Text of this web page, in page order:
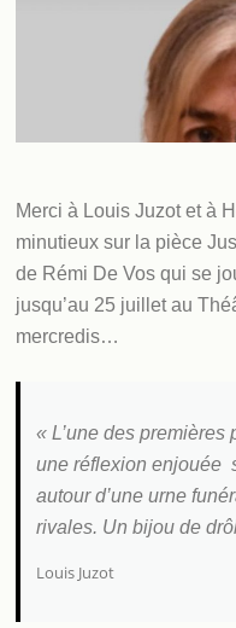
Merci à Louis Juzot et à
minutieux sur la pièce
de Rémi De Vos qui se
jusqu’au 25 juillet au
mercredis…
« L’une des
une réflexion enjouée
autour d’une urne
rivales. Un bijou de
Louis Juzot